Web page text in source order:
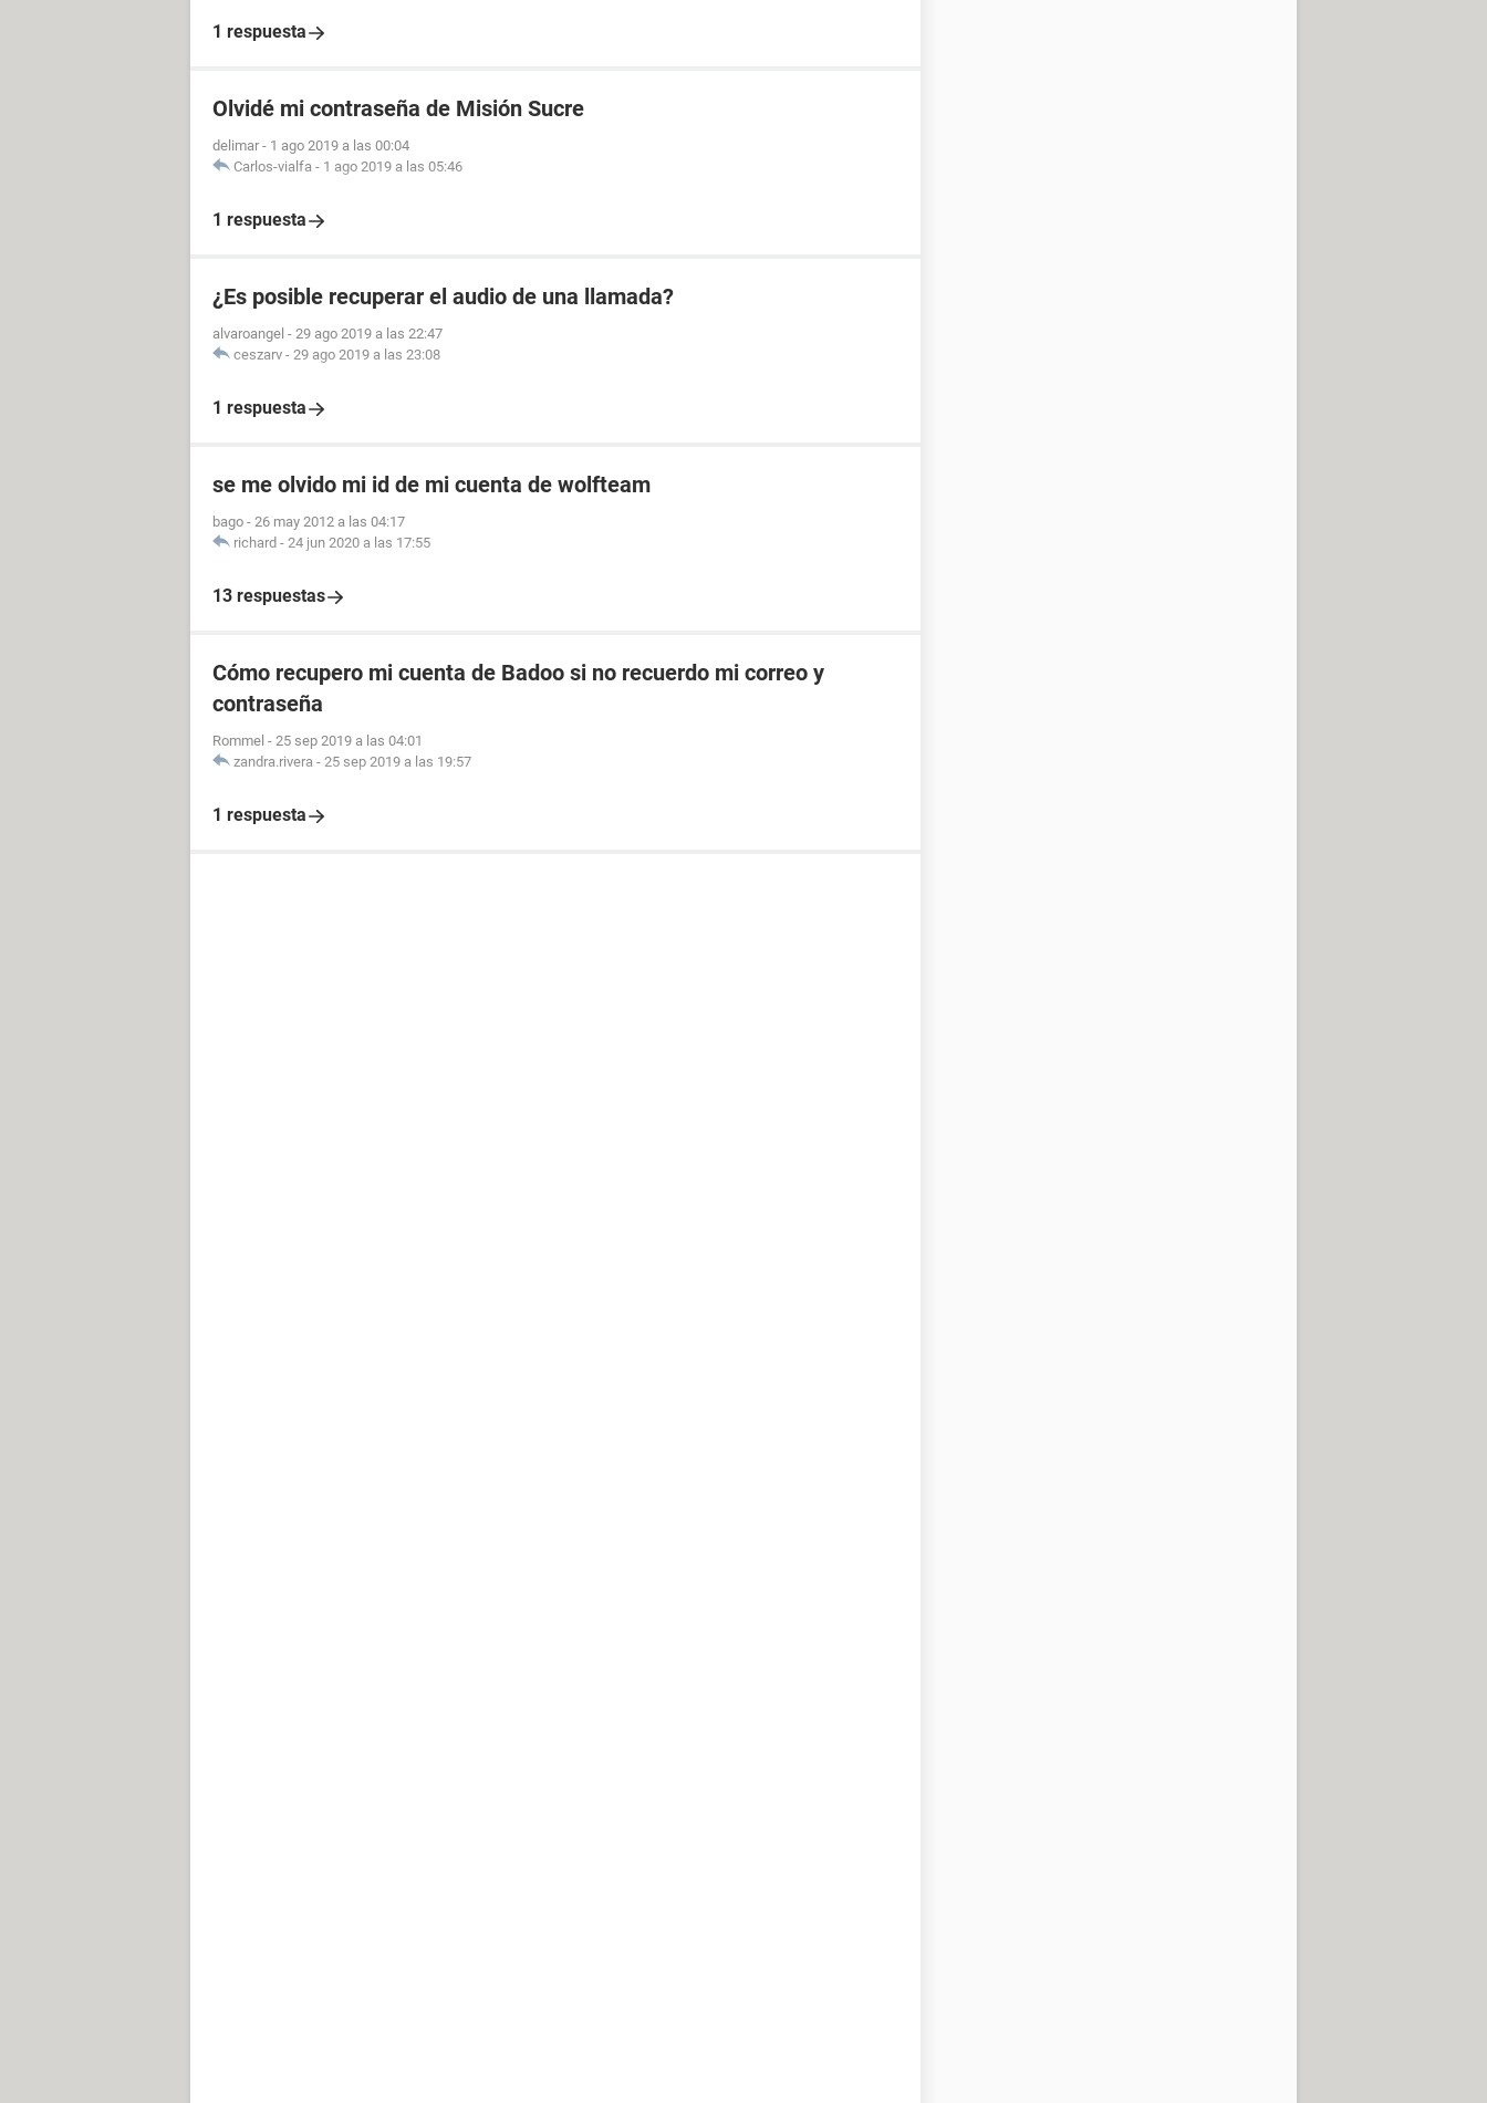
1 respuesta
Olvidé mi contraseña de Misión Sucre
delimar - 1 ago 2019 a las 00:04
Carlos-vialfa - 1 ago 2019 a las 05:46
1 respuesta
¿Es posible recuperar el audio de una llamada?
alvaroangel - 29 ago 2019 a las 22:47
ceszarv - 29 ago 2019 a las 23:08
1 respuesta
se me olvido mi id de mi cuenta de wolfteam
bago - 26 may 2012 a las 04:17
richard - 24 jun 2020 a las 17:55
13 respuestas
Cómo recupero mi cuenta de Badoo si no recuerdo mi correo y
contraseña
Rommel - 25 sep 2019 a las 04:01
zandra.rivera - 25 sep 2019 a las 19:57
1 respuesta